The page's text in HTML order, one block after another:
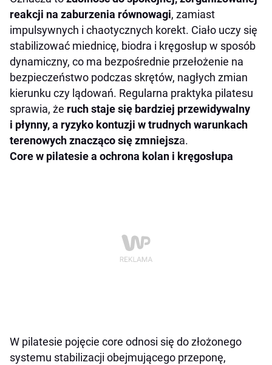
reakcji na zaburzenia równowagi, zamiast
impulsywnych i chaotycznych korekt. Ciało uczy się
stabilizować miednicę, biodra i kręgosłup w sposób
dynamiczny, co ma bezpośrednie przełożenie na
bezpieczeństwo podczas skrętów, nagłych zmian
kierunku czy lądowań. Regularna praktyka pilatesu
sprawia, że ruch staje się bardziej przewidywalny
i płynny, a ryzyko kontuzji w trudnych warunkach
terenowych znacząco się zmniejsza.
Core w pilatesie a ochrona kolan i kręgosłupa
W pilatesie pojęcie core odnosi się do złożonego
systemu stabilizacji obejmującego przeponę,